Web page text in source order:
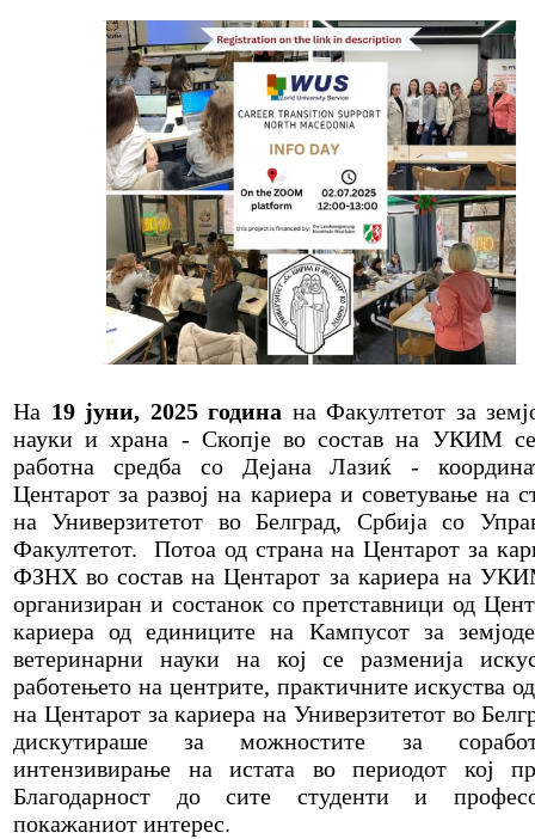
На 19 јуни, 2025 година на Факултетот за
науки и храна - Скопје во состав на УКИМ
работна средба со Дејана Лазиќ -
Центарот за развој на кариера и советување на
на Универзитетот во Белград, Србија со
Факултетот. Потоа од страна на Центарот за
ФЗНХ во состав на Центарот за кариера на
организиран и состанок со претставници од
кариера од единиците на Кампусот за
ветеринарни науки на кој се разменија
работењето на центрите, практичните искуства
на Центарот за кариера на Универзитетот во
дискутираше за можностите за
интензивирање на истата во периодот кој
Благодарност до сите студенти и
покажаниот интерес.